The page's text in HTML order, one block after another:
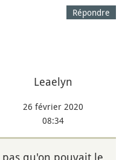
Répondre
Leaelyn
26 février 2020
08:34
qu'on pouvait le